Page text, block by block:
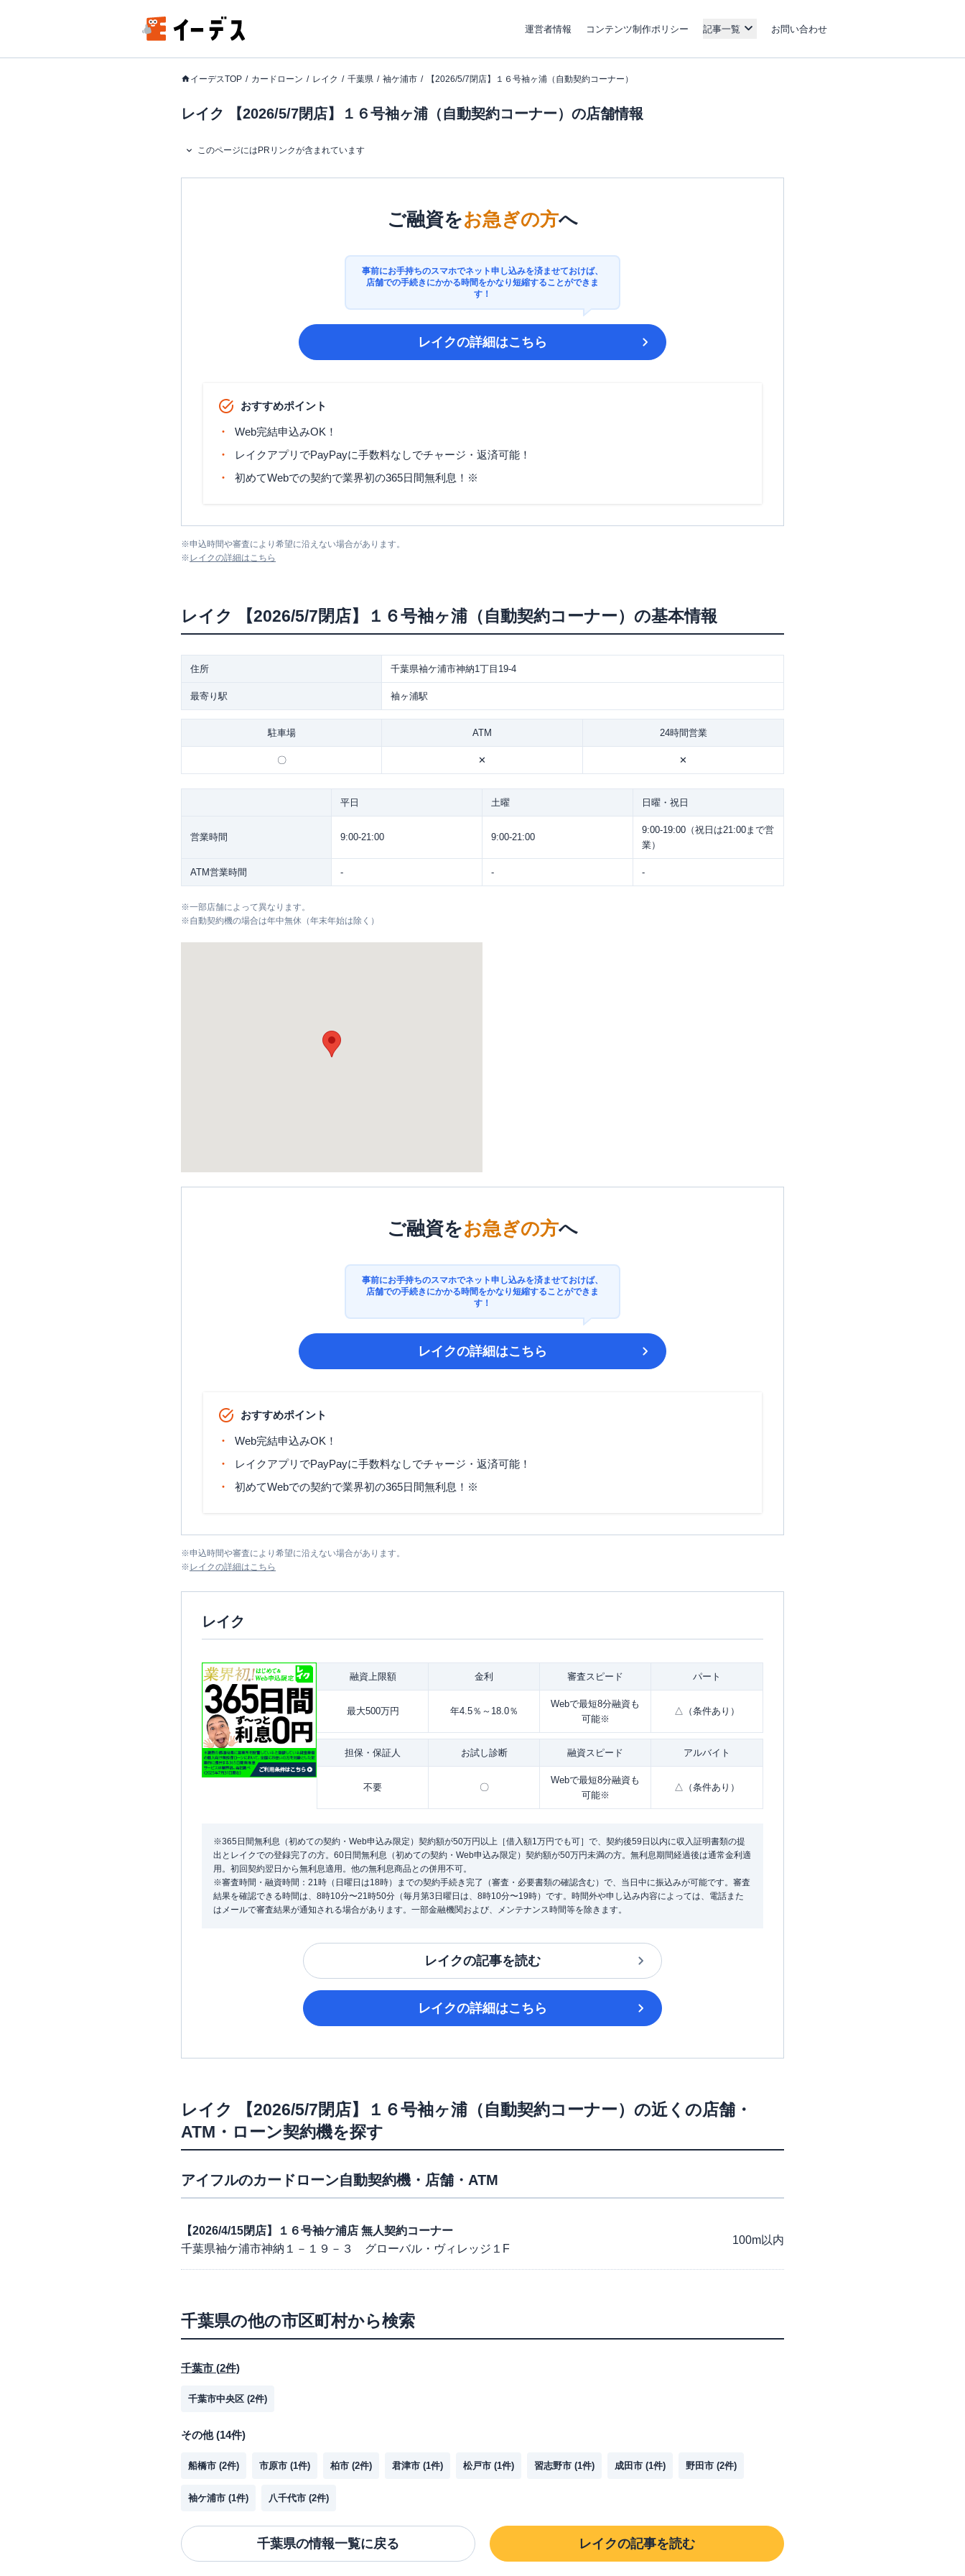
運営者情報 コンテンツ制作ポリシー 記事一覧 お問い合わせ
イーデスTOP カードローン レイク 千葉県 袖ケ浦市 【2026/5/7閉店】１６号袖ヶ浦（自動契約コーナー）
レイク 【2026/5/7閉店】１６号袖ヶ浦（自動契約コーナー）の店舗情報
このページにはPRリンクが含まれています
ご融資をお急ぎの方へ
事前にお手持ちのスマホでネット申し込みを済ませておけば、
店舗での手続きにかかる時間をかなり短縮することができま
す！
レイクの詳細はこちら
おすすめポイント
Web完結申込みOK！
レイクアプリでPayPayに手数料なしでチャージ・返済可能！
初めてWebでの契約で業界初の365日間無利息！※
※申込時間や審査により希望に沿えない場合があります。
※ レイクの詳細はこちら
レイク 【2026/5/7閉店】１６号袖ヶ浦（自動契約コーナー） の基本情報
住所 千葉県袖ケ浦市神納1丁目19-4
最寄り駅 袖ヶ浦駅
駐車場 ATM 24時間営業
〇 ✕ ✕
平日 土曜 日曜・祝日
営業時間 9:00-21:00 9:00-21:00
9:00-19:00（祝日は21:00まで営
業）
ATM営業時間 - - -
※一部店舗によって異なります。
※自動契約機の場合は年中無休（年末年始は除く）
ご融資をお急ぎの方へ
事前にお手持ちのスマホでネット申し込みを済ませておけば、
店舗での手続きにかかる時間をかなり短縮することができま
す！
レイクの詳細はこちら
おすすめポイント
Web完結申込みOK！
レイクアプリでPayPayに手数料なしでチャージ・返済可能！
初めてWebでの契約で業界初の365日間無利息！※
※申込時間や審査により希望に沿えない場合があります。
※ レイクの詳細はこちら
レイク
融資上限額 金利 審査スピード パート
最大500万円 年4.5％～18.0％
Webで最短8分融資も
可能※
△（条件あり）
担保・ 保証人 お試し診断 融資スピード アルバイト
不要 〇
Webで最短8分融資も
可能※
△（条件あり）
※365日間無利息（初めての契約・Web申込み限定）契約額が50万円以上［借入額1万円でも可］で、契約後59日以内に収入証明書類の提
出とレイクでの登録完了の方。60日間無利息（初めての契約・Web申込み限定）契約額が50万円未満の方。無利息期間経過後は通常金利適
用。初回契約翌日から無利息適用。他の無利息商品との併用不可。
※審査時間・融資時間：21時（日曜日は18時）までの契約手続き完了（審査・必要書類の確認含む）で、当日中に振込みが可能です。審査
結果を確認できる時間は、8時10分〜21時50分（毎月第3日曜日は、8時10分〜19時）です。時間外や申し込み内容によっては、電話また
はメールで審査結果が通知される場合があります。一部金融機関および、メンテナンス時間等を除きます。
レイクの記事を読む
レイクの詳細はこちら
レイク 【2026/5/7閉店】１６号袖ヶ浦（自動契約コーナー） の近くの店舗・
ATM・ローン契約機を探す
アイフルのカードローン自動契約機・店舗・ATM
【2026/4/15閉店】１６号袖ケ浦店 無人契約コーナー
千葉県袖ケ浦市神納１－１９－３ グローバル・ヴィレッジ１F
100m以内
千葉県の他の市区町村から検索
千葉市 (2件)
千葉市中央区 (2件)
その他(14件)
船橋市 (2件) 市原市 (1件) 柏市 (2件) 君津市 (1件) 松戸市 (1件) 習志野市 (1件) 成田市 (1件) 野田市 (2件)
袖ケ浦市 (1件) 八千代市 (2件)
千葉県の情報一覧に戻る レイクの記事を読む